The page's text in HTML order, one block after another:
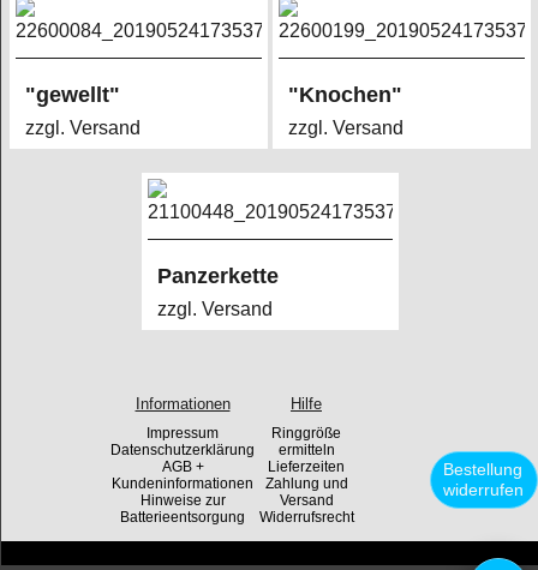
"gewellt"
zzgl. Versand
"Knochen"
zzgl. Versand
Panzerkette
zzgl. Versand
Informationen Hilfe
Impressum
Datenschutzerklärung
AGB +
Kundeninformationen
Hinweise zur
Batterieentsorgung
Ringgröße
ermitteln
Lieferzeiten
Zahlung und
Versand
Widerrufsrecht
Bestellung
widerrufen